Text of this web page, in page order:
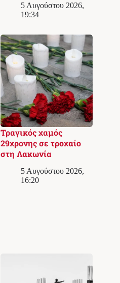
5 Αυγούστου 2026,
19:34
Τραγικός χαμός
29χρονης σε τροχαίο
στη Λακωνία
5 Αυγούστου 2026,
16:20